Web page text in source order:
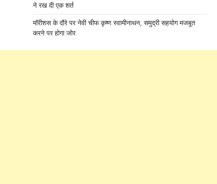
ने रख दी एक शर्त
मॉरीशस के दौरे पर नेवी चीफ कृष्ण स्वामीनाथन, समुद्री सहयोग मजबूत
करने पर होगा जोर